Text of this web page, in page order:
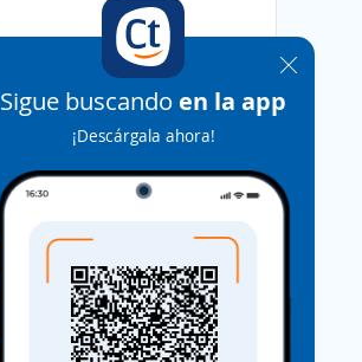
Sigue buscando en la app
¡Descárgala ahora!